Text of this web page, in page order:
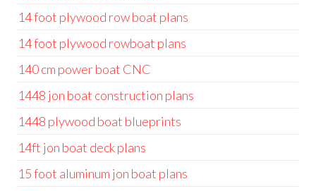
14 foot plywood row boat plans
14 foot plywood rowboat plans
140 cm power boat CNC
1448 jon boat construction plans
1448 plywood boat blueprints
14ft jon boat deck plans
15 foot aluminum jon boat plans